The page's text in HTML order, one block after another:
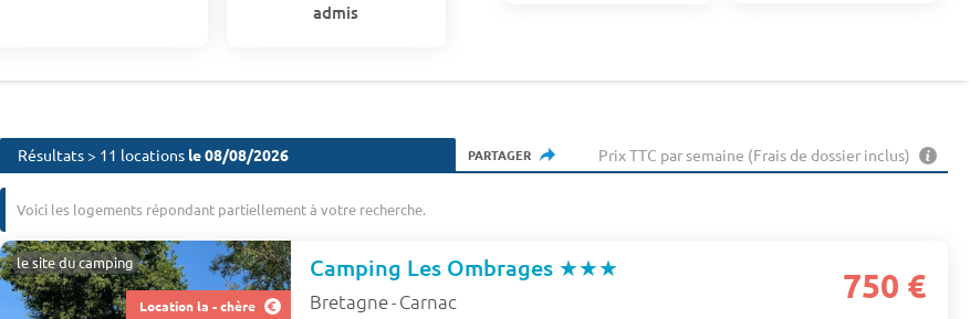
admis
Résultats > 11 locations le 08/08/2026 PARTAGER Prix TTC par semaine (Frais de dossier inclus)
Voici les logements répondant partiellement à votre recherche.
Location la - chère
le site du camping Camping Les Ombrages ★★★
Bretagne- Carnac 750 €